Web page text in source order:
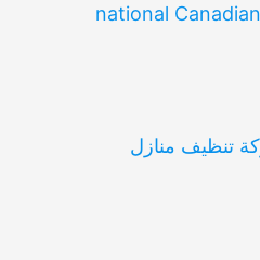
national
تنظيف منازل